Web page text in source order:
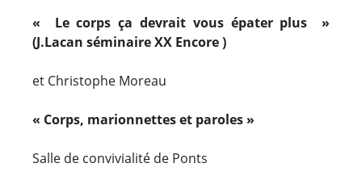
«
Le corps ça devrait vous épater plus »
(J.Lacan séminaire XX Encore )
et Christophe Moreau
« Corps, marionnettes et paroles »
Salle de convivialité de Ponts